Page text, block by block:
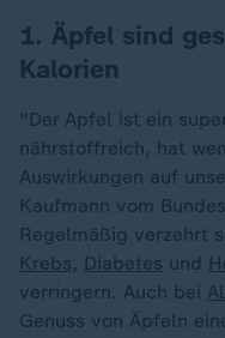
1. Äpfel sind
Kalorien
"Der Apfel ist ein
nährstoffreich, hat
Auswirkungen auf
Kaufmann vom
Regelmäßig verzehrt
Krebs, Diabetes und
verringern. Auch bei
Genuss von Äpfeln